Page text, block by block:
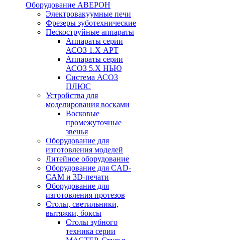
Оборудование АВЕРОН
Электровакуумные печи
Фрезеры зуботехнические
Пескоструйные аппараты
Аппараты серии
АСОЗ 1.Х АРТ
Аппараты серии
АСОЗ 5.Х НЬЮ
Система АСОЗ
ПЛЮС
Устройства для
моделирования восками
Восковые
промежуточные
звенья
Оборудование для
изготовления моделей
Литейное оборудование
Оборудование для CAD-
CAM и 3D-печати
Оборудование для
изготовления протезов
Cтолы, светильники,
вытяжки, боксы
Столы зубного
техника серии